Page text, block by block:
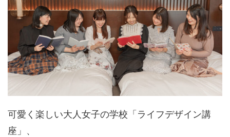
可愛く楽しい大人女子の学校「ライフデザイン講
座」、